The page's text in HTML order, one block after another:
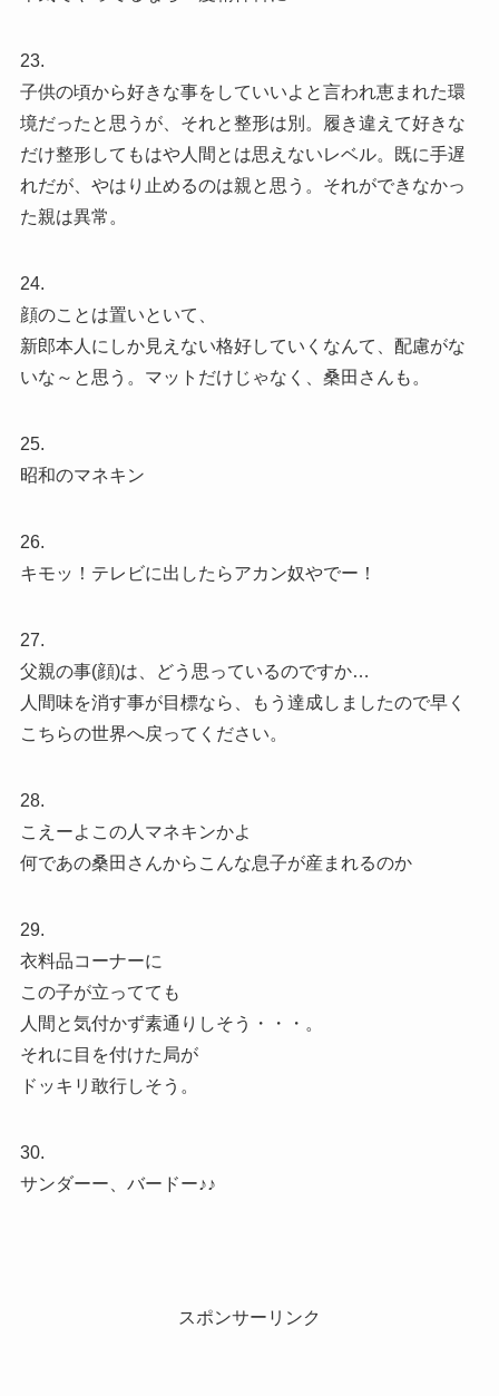
23.
子供の頃から好きな事をしていいよと言われ恵まれた環
境だったと思うが、それと整形は別。履き違えて好きな
だけ整形してもはや人間とは思えないレベル。既に手遅
れだが、やはり止めるのは親と思う。それができなかっ
た親は異常。
24.
顔のことは置いといて、
新郎本人にしか見えない格好していくなんて、配慮がな
いな～と思う。マットだけじゃなく、桑田さんも。
25.
昭和のマネキン
26.
キモッ！テレビに出したらアカン奴やでー！
27.
父親の事(顔)は、どう思っているのですか…
人間味を消す事が目標なら、もう達成しましたので早く
こちらの世界へ戻ってください。
28.
こえーよこの人マネキンかよ
何であの桑田さんからこんな息子が産まれるのか
29.
衣料品コーナーに
この子が立ってても
人間と気付かず素通りしそう・・・。
それに目を付けた局が
ドッキリ敢行しそう。
30.
サンダーー、バードー♪♪
スポンサーリンク